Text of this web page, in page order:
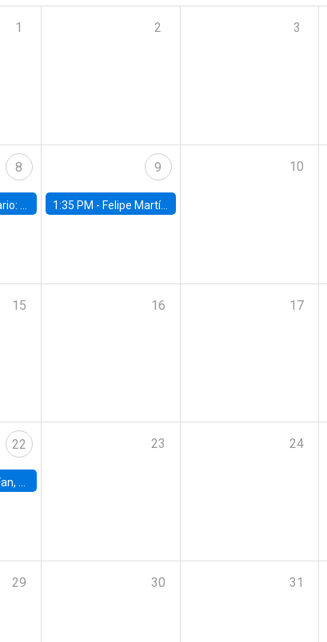
1 2 3
8
en la era de la IA»
9
1:35 PM - Felipe Martínez, alumno Doctorado en Economía UC
10
15 16 17
22
Michigan
23 24
29 30 31